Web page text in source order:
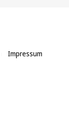
Impressum